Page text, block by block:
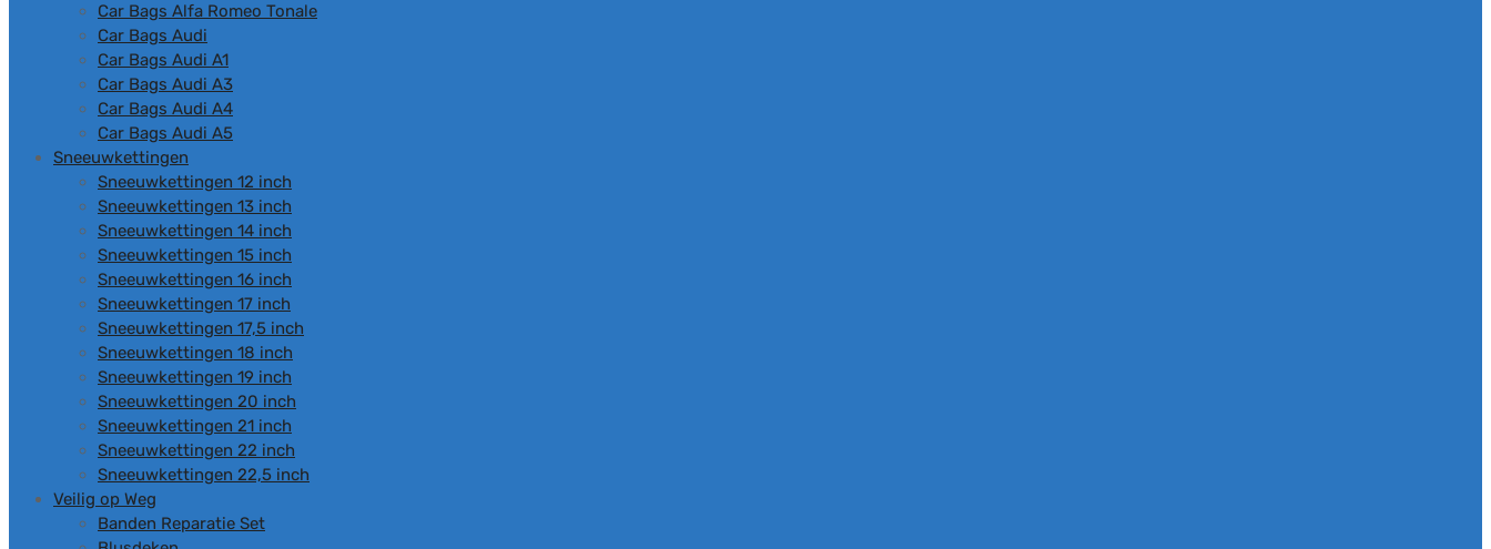
Car Bags Alfa Romeo Tonale
Car Bags Audi
Car Bags Audi A1
Car Bags Audi A3
Car Bags Audi A4
Car Bags Audi A5
Sneeuwkettingen
Sneeuwkettingen 12 inch
Sneeuwkettingen 13 inch
Sneeuwkettingen 14 inch
Sneeuwkettingen 15 inch
Sneeuwkettingen 16 inch
Sneeuwkettingen 17 inch
Sneeuwkettingen 17,5 inch
Sneeuwkettingen 18 inch
Sneeuwkettingen 19 inch
Sneeuwkettingen 20 inch
Sneeuwkettingen 21 inch
Sneeuwkettingen 22 inch
Sneeuwkettingen 22,5 inch
Veilig op Weg
Banden Reparatie Set